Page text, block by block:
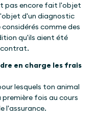
pas encore fait l'objet
d'un diagnostic
comme des
qu'ils aient été
en charge les frais
lesquels ton animal
fois au cours
l'assurance.